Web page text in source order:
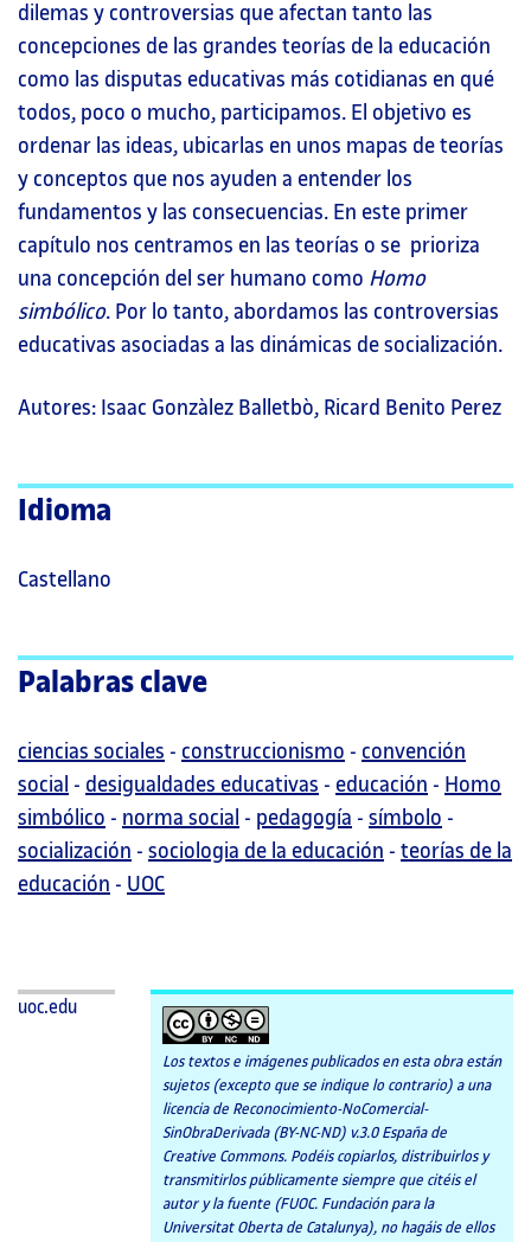
i
n
dilemas y controversias que afectan tanto las
concepciones de las grandes teorías de la educación
como las disputas educativas más cotidianas en qué
todos, poco o mucho, participamos. El objetivo es
ordenar las ideas, ubicarlas en unos mapas de teorías
y conceptos que nos ayuden a entender los
fundamentos y las consecuencias. En este primer
capítulo nos centramos en las teorías o se prioriza
una concepción del ser humano como Homo
simbólico. Por lo tanto, abordamos las controversias
educativas asociadas a las dinámicas de socialización.
Autores: Isaac Gonzàlez Balletbò, Ricard Benito Perez
Idioma
Castellano
Palabras clave
ciencias sociales - construccionismo - convención
social - desigualdades educativas - educación - Homo
simbólico - norma social - pedagogía - símbolo -
socialización - sociologia de la educación - teorías de la
educación - UOC
uoc.edu
Los textos e imágenes publicados en esta obra están
sujetos (excepto que se indique lo contrario) a una
licencia de Reconocimiento-NoComercial-
SinObraDerivada (BY-NC-ND) v.3.0 España de
Creative Commons. Podéis copiarlos, distribuirlos y
transmitirlos públicamente siempre que citéis el
autor y la fuente (FUOC. Fundación para la
Universitat Oberta de Catalunya), no hagáis de ellos